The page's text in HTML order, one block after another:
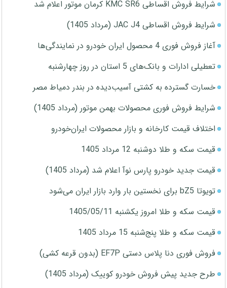
شرایط فروش اقساطی KMC SR6 کرمان موتور اعلام شد
شرایط فروش اقساطی JAC J4 (مرداد 1405)
آغاز فروش فوری 4 محصول ایران خودرو در نمایندگی‌ها
تعطیلی ادارات و بانک‌های 5 استان در روز چهارشنبه
خسارت گسترده به کشتی آسیب‌دیده در بندر دمیاط مصر
شرایط فروش فوری محصولات بهمن موتور (مرداد 1405)
اختلاف قیمت کارخانه و بازار محصولات ایران‌خودرو
قیمت سکه و طلا دوشنبه 12 مرداد 1405
قیمت جدید خودرو پارس نوآ اعلام شد (مرداد 1405)
تویوتا bZ5 برای نخستین بار وارد بازار ایران می‌شود
قیمت سکه و طلا امروز یکشنبه 1405/05/11
قیمت سکه و طلا پنج‌شنبه 15 مرداد 1405
فروش فوری دنا پلاس دستی EF7P (بدون قرعه کشی)
طرح جدید پیش فروش خودرو کوییک (مرداد 1405)